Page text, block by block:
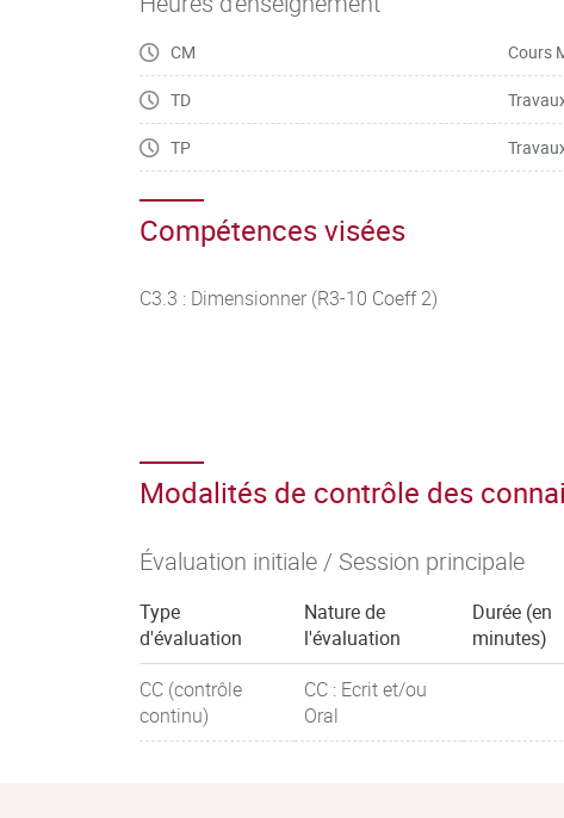
CM Cours
TD
TP
Compétences visées
C3.3 : Dimensionner (R3-10 Coeff 2)
Modalités de contrôle des
Évaluation initiale / Session principale
Type
d'évaluation
Nature de
l'évaluation
Durée (en
minutes)
CC (contrôle
continu)
CC : Ecrit et/ou
Oral